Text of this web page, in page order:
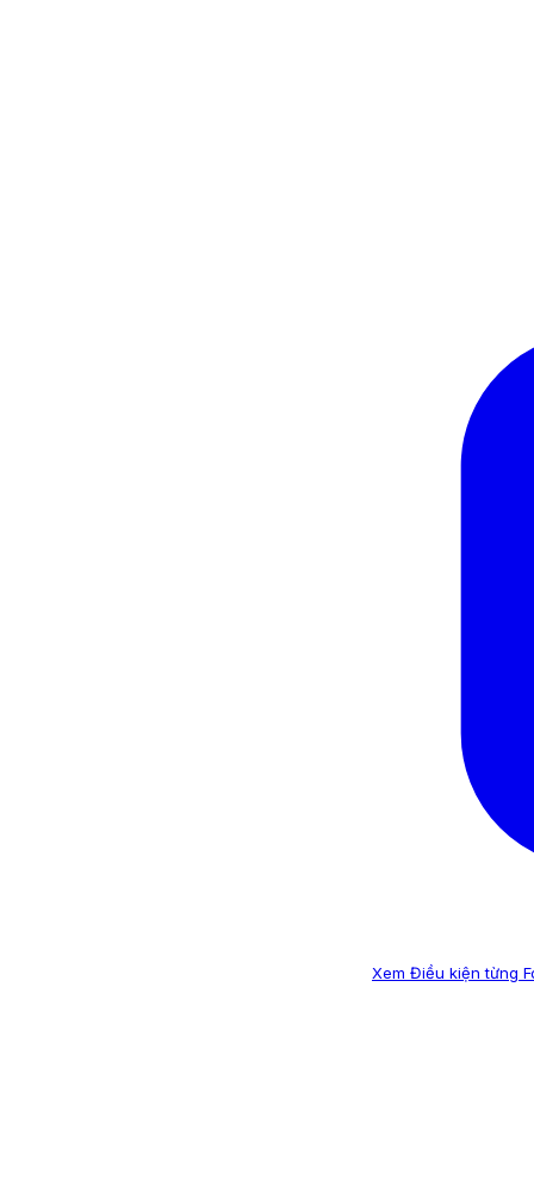
Xem Điều kiện từng